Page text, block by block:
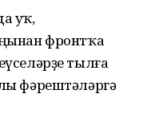
уҡ,
фронтҡа
тылға
фәрештәләргә